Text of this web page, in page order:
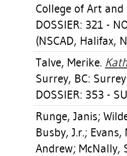
College of Art
DOSSIER: 321 -
(NSCAD, Halifax,
Talve, Merike.
Surrey, BC:
DOSSIER: 353 -
Runge, Janis;
Busby, J.r.; Evans,
Andrew; McNally,